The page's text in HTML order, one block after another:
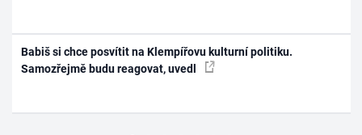
Babiš si chce posvítit na Klempířovu kulturní politiku.
Samozřejmě budu reagovat, uvedl